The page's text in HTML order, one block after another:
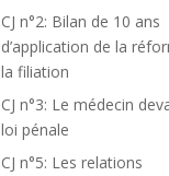
CJ n°2: Bilan de 10 ans
d’application de la
la filiation
CJ n°3: Le médecin
loi pénale
CJ n°5: Les relations